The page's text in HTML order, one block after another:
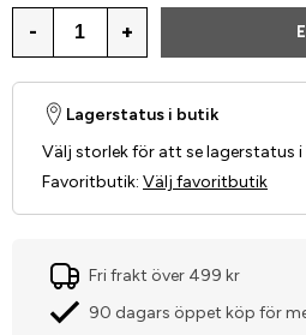
- +
Lagerstatus i butik
Välj storlek för att se lagerstatus i
Favoritbutik: Välj favoritbutik
Fri frakt över 499 kr
90 dagars öppet köp för